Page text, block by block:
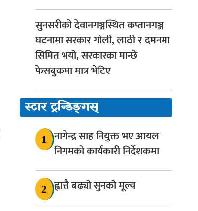
सुनसरीको देवानगञ्जस्थित कप्तानगञ्ज
घटनामा सरकार गोली, लाठी र दमनमा
सिमित भयो, सरकारका मान्छे
फेसबुकमा मात्र भेटिए
स्टार ट्रन्डिङ्गस्
1
नागेन्द्र साह नियुक्त भए आयल
निगमको कार्यकारी निर्देशकमा
2 ह्वात्तै बढ्यो सुनको मूल्य